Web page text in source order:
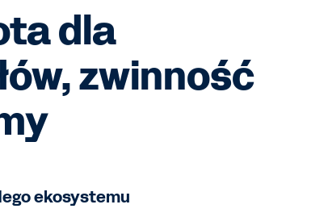
dla
zwinność
ekosystemu